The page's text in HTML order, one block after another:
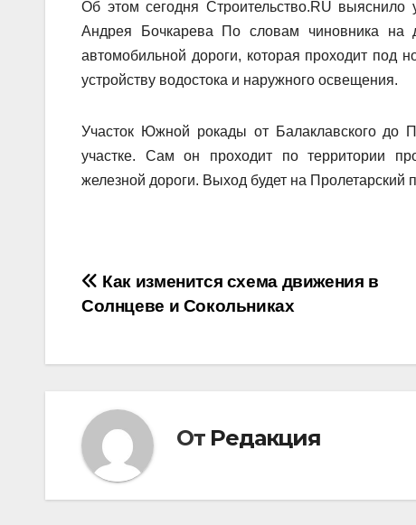
Об этом сегодня Строительство.RU выяснило
Андрея Бочкарева По словам чиновника
автомобильной дороги, которая проходит
устройству водостока и наружного освещения.
Участок Южной рокады от Балаклавского до
участке. Сам он проходит по территории
железной дороги. Выход будет на Пролетарский
Навигация
записям
Как изменится схема движения в
Солнцеве и Сокольниках
От Редакция